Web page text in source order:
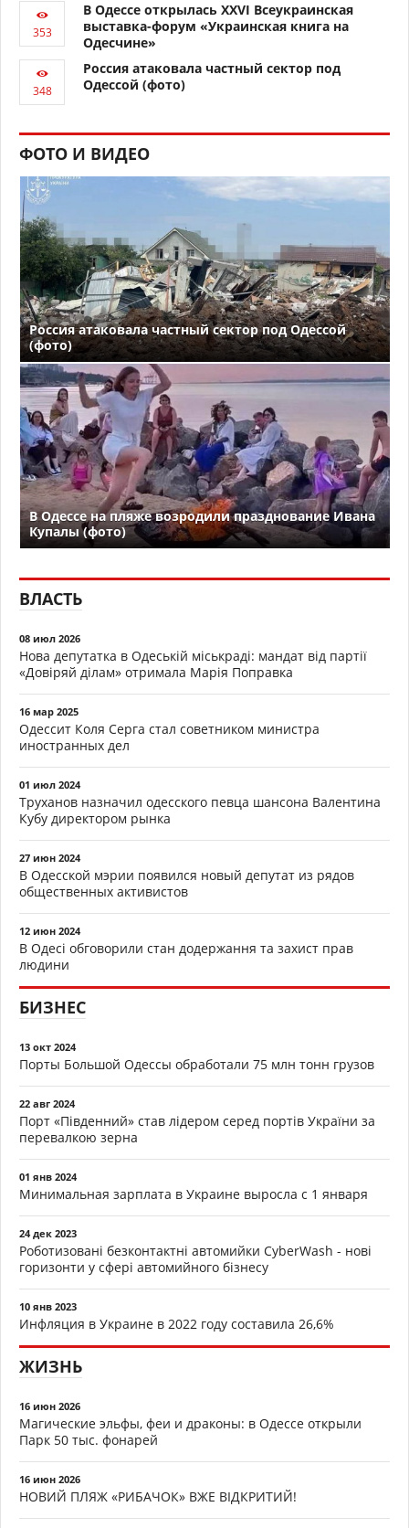
В Одессе открылась XXVI Всеукраинская
выставка-форум «Украинская книга на
Одесчине»
Россия атаковала частный сектор под
Одессой (фото)
ФОТО И ВИДЕО
Россия атаковала частный сектор под Одессой
(фото)
В Одессе на пляже возродили празднование Ивана
Купалы (фото)
ВЛАСТЬ
08 июл 2026
Нова депутатка в Одеській міськраді: мандат від партії
«Довіряй ділам» отримала Марія Поправка
16 мар 2025
Одессит Коля Серга стал советником министра
иностранных дел
01 июл 2024
Труханов назначил одесского певца шансона Валентина
Кубу директором рынка
27 июн 2024
В Одесской мэрии появился новый депутат из рядов
общественных активистов
12 июн 2024
В Одесі обговорили стан додержання та захист прав
людини
БИЗНЕС
13 окт 2024
Порты Большой Одессы обработали 75 млн тонн грузов
22 авг 2024
Порт «Південний» став лідером серед портів України за
перевалкою зерна
01 янв 2024
Минимальная зарплата в Украине выросла с 1 января
24 дек 2023
Роботизовані безконтактні автомийки CyberWash - нові
горизонти у сфері автомийного бізнесу
10 янв 2023
Инфляция в Украине в 2022 году составила 26,6%
ЖИЗНЬ
16 июн 2026
Магические эльфы, феи и драконы: в Одессе открыли
Парк 50 тыс. фонарей
16 июн 2026
НОВИЙ ПЛЯЖ «РИБАЧОК» ВЖЕ ВІДКРИТИЙ!